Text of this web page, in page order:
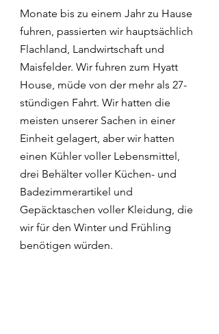
Monate bis zu einem Jahr zu Hause
fuhren, passierten wir hauptsächlich
Flachland, Landwirtschaft und
Maisfelder. Wir fuhren zum Hyatt
House, müde von der mehr als 27-
stündigen Fahrt. Wir hatten die
meisten unserer Sachen in einer
Einheit gelagert, aber wir hatten
einen Kühler voller Lebensmittel,
drei Behälter voller Küchen- und
Badezimmerartikel und
Gepäcktaschen voller Kleidung, die
wir für den Winter und Frühling
benötigen würden.